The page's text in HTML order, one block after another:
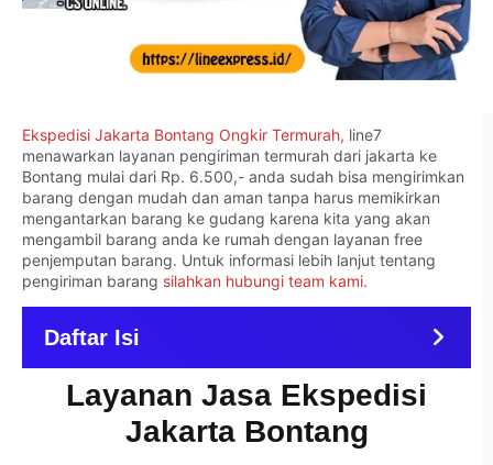
Ekspedisi Jakarta Bontang Ongkir Termurah, line7
menawarkan layanan pengiriman termurah dari jakarta ke
Bontang mulai dari Rp. 6.500,- anda sudah bisa mengirimkan
barang dengan mudah dan aman tanpa harus memikirkan
mengantarkan barang ke gudang karena kita yang akan
mengambil barang anda ke rumah dengan layanan free
penjemputan barang. Untuk informasi lebih lanjut tentang
pengiriman barang silahkan hubungi team kami.
Daftar Isi
Layanan Jasa Ekspedisi
Jakarta Bontang